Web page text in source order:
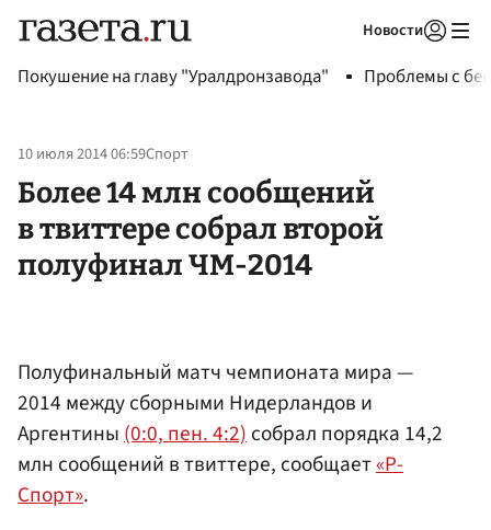
Новости
Покушение на главу "Уралдронзавода" Проблемы с
10 июля 2014 06:59Спорт
Более 14 млн сообщений
в твиттере собрал второй
полуфинал ЧМ-2014
Полуфинальный матч чемпионата мира —
2014 между сборными Нидерландов и
Аргентины(0:0, пен. 4:2)собрал порядка 14,2
млн сообщений в твиттере, сообщает«Р-
Спорт».